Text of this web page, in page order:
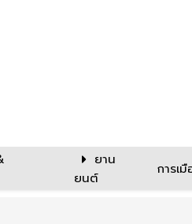
ยาน
ยนต์
การเ